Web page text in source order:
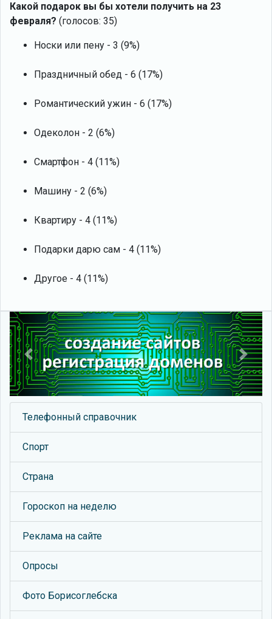
Какой подарок вы бы хотели получить на 23
февраля? (голосов: 35)
Носки или пену - 3 (9%)
Праздничный обед - 6 (17%)
Романтический ужин - 6 (17%)
Одеколон - 2 (6%)
Смартфон - 4 (11%)
Машину - 2 (6%)
Квартиру - 4 (11%)
Подарки дарю сам - 4 (11%)
Другое - 4 (11%)
Previous Next
Телефонный справочник
Спорт
Страна
Гороскоп на неделю
Реклама на сайте
Опросы
Фото Борисоглебска